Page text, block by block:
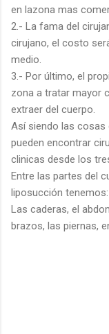
en lazona mas
2.- La fama del
cirujano, el costo
medio.
3.- Por último, el
zona a tratar mayor
extraer del cuerpo.
Así siendo las cosas
pueden encontrar
clinicas desde los
Entre las partes del
liposucción tenemos:
Las caderas, el
brazos, las piernas,